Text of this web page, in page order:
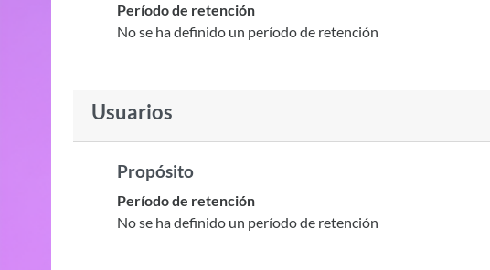
Período de retención
No se ha definido un período de retención
Usuarios
Propósito
Período de retención
No se ha definido un período de retención